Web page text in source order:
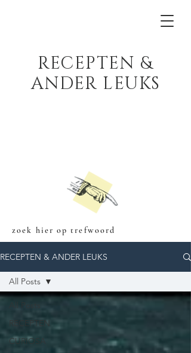
RECEPTEN &
ANDER LEUKS
zoek hier op trefwoord
RECEPTEN & ANDER LEUKS
RECEPTEN
CURIOSA
All Posts